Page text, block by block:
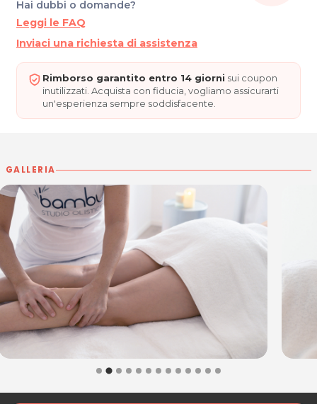
Hai dubbi o domande?
Leggi le FAQ
Inviaci una richiesta di assistenza
Rimborso garantito entro 14 giorni sui coupon
inutilizzati. Acquista con fiducia, vogliamo assicurarti
un'esperienza sempre soddisfacente.
GALLERIA